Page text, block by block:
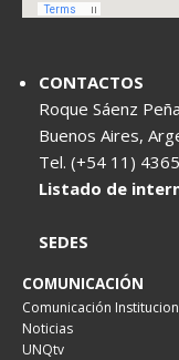
CONTACTOS
Roque Sáenz
Buenos Aires,
Tel. (+54 11)
Listado de
SEDES
COMUNICACIÓN
Comunicación
Noticias
UNQtv